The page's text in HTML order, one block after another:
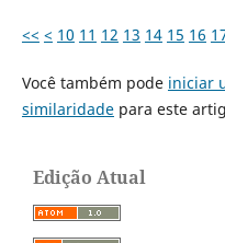
<< < 10 11 12 13 14 15 16
Você também pode iniciar
similaridadepara este
Edição Atual